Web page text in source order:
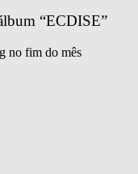
“ECDISE”
no fim do mês